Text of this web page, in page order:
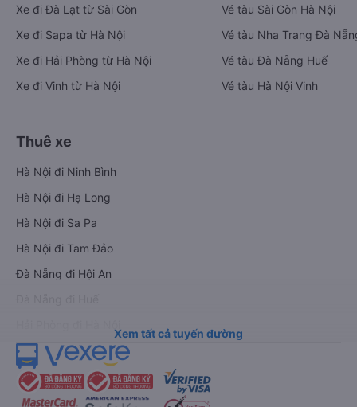
Xe đi Đà Lạt từ Sài Gòn
Xe đi Sapa từ Hà Nội
Xe đi Hải Phòng từ Hà Nội
Xe đi Vinh từ Hà Nội
Vé tàu Sài Gòn Hà Nội
Vé tàu Nha Trang Đà
Vé tàu Đà Nẵng Huế
Vé tàu Hà Nội Vinh
Thuê xe
Hà Nội đi Ninh Bình
Hà Nội đi Hạ Long
Hà Nội đi Sa Pa
Hà Nội đi Tam Đảo
Đà Nẵng đi Hội An
Xem tất cả tuyến đường